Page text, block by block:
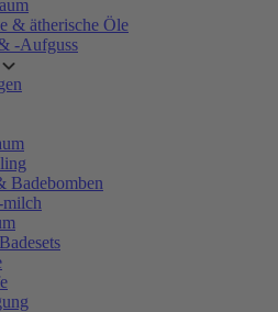
& ätherische Öle
-Aufguss
Badebomben